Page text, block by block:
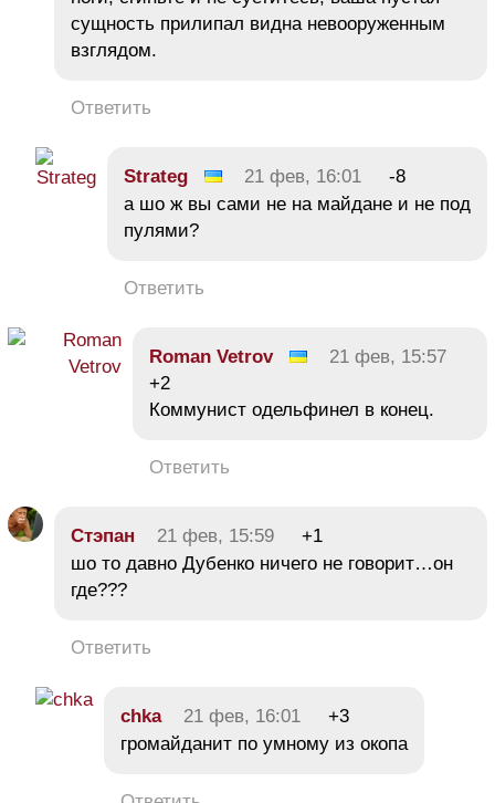
сущность прилипал видна невооруженным
взглядом.
Ответить
Strateg 21 фев, 16:01
-8
а шо ж вы сами не на майдане и не под
пулями?
Ответить
Roman Vetrov
21 фев, 15:57
+2
Коммунист одельфинел в конец.
Ответить
Стэпан 21 фев, 15:59
+1
шо то давно Дубенко ничего не говорит…он
где???
Ответить
chka 21 фев, 16:01
+3
громайданит по умному из окопа